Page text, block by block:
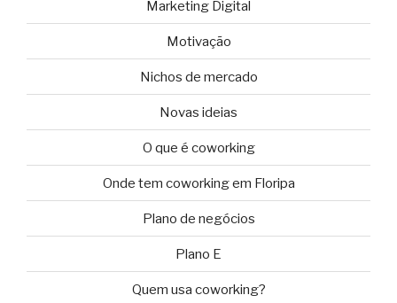
Marketing Digital
Motivação
Nichos de mercado
Novas ideias
O que é coworking
Onde tem coworking em Floripa
Plano de negócios
Plano E
Quem usa coworking?